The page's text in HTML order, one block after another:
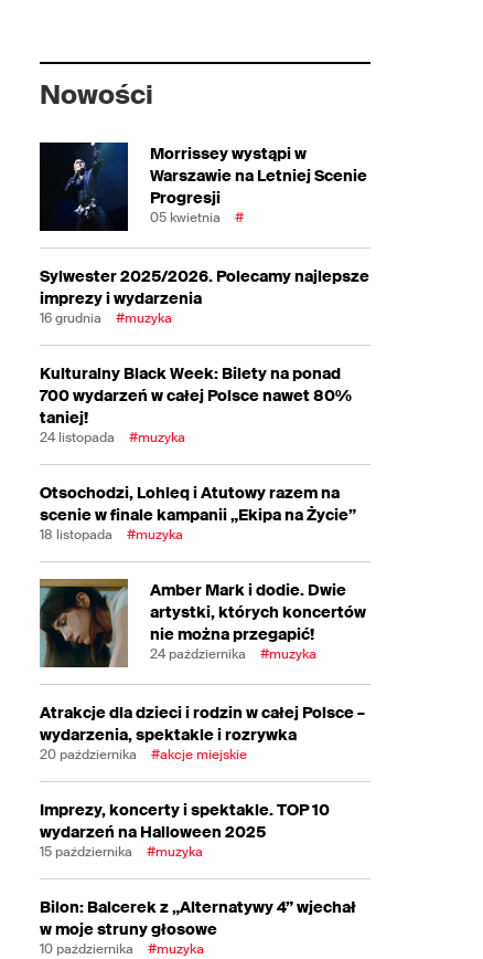
Nowości
Morrissey wystąpi w
Warszawie na Letniej Scenie
Progresji
05 kwietnia #
Sylwester 2025/2026. Polecamy najlepsze
imprezy i wydarzenia
16 grudnia #muzyka
Kulturalny Black Week: Bilety na ponad
700 wydarzeń w całej Polsce nawet 80%
taniej!
24 listopada #muzyka
Otsochodzi, Lohleq i Atutowy razem na
scenie w finale kampanii „Ekipa na Życie”
18 listopada #muzyka
Amber Mark i dodie. Dwie
artystki, których koncertów
nie można przegapić!
24 października #muzyka
Atrakcje dla dzieci i rodzin w całej Polsce –
wydarzenia, spektakle i rozrywka
20 października #akcje miejskie
Imprezy, koncerty i spektakle. TOP 10
wydarzeń na Halloween 2025
15 października #muzyka
Bilon: Balcerek z „Alternatywy 4” wjechał
w moje struny głosowe
10 października #muzyka